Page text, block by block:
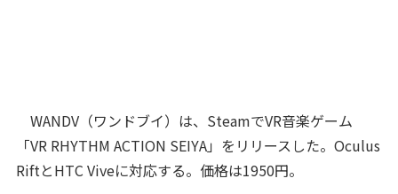
WANDV（ワンドブイ）は、SteamでVR音楽ゲーム
「VR RHYTHM ACTION SEIYA」をリリースした。Oculus
RiftとHTC Viveに対応する。価格は1950円。